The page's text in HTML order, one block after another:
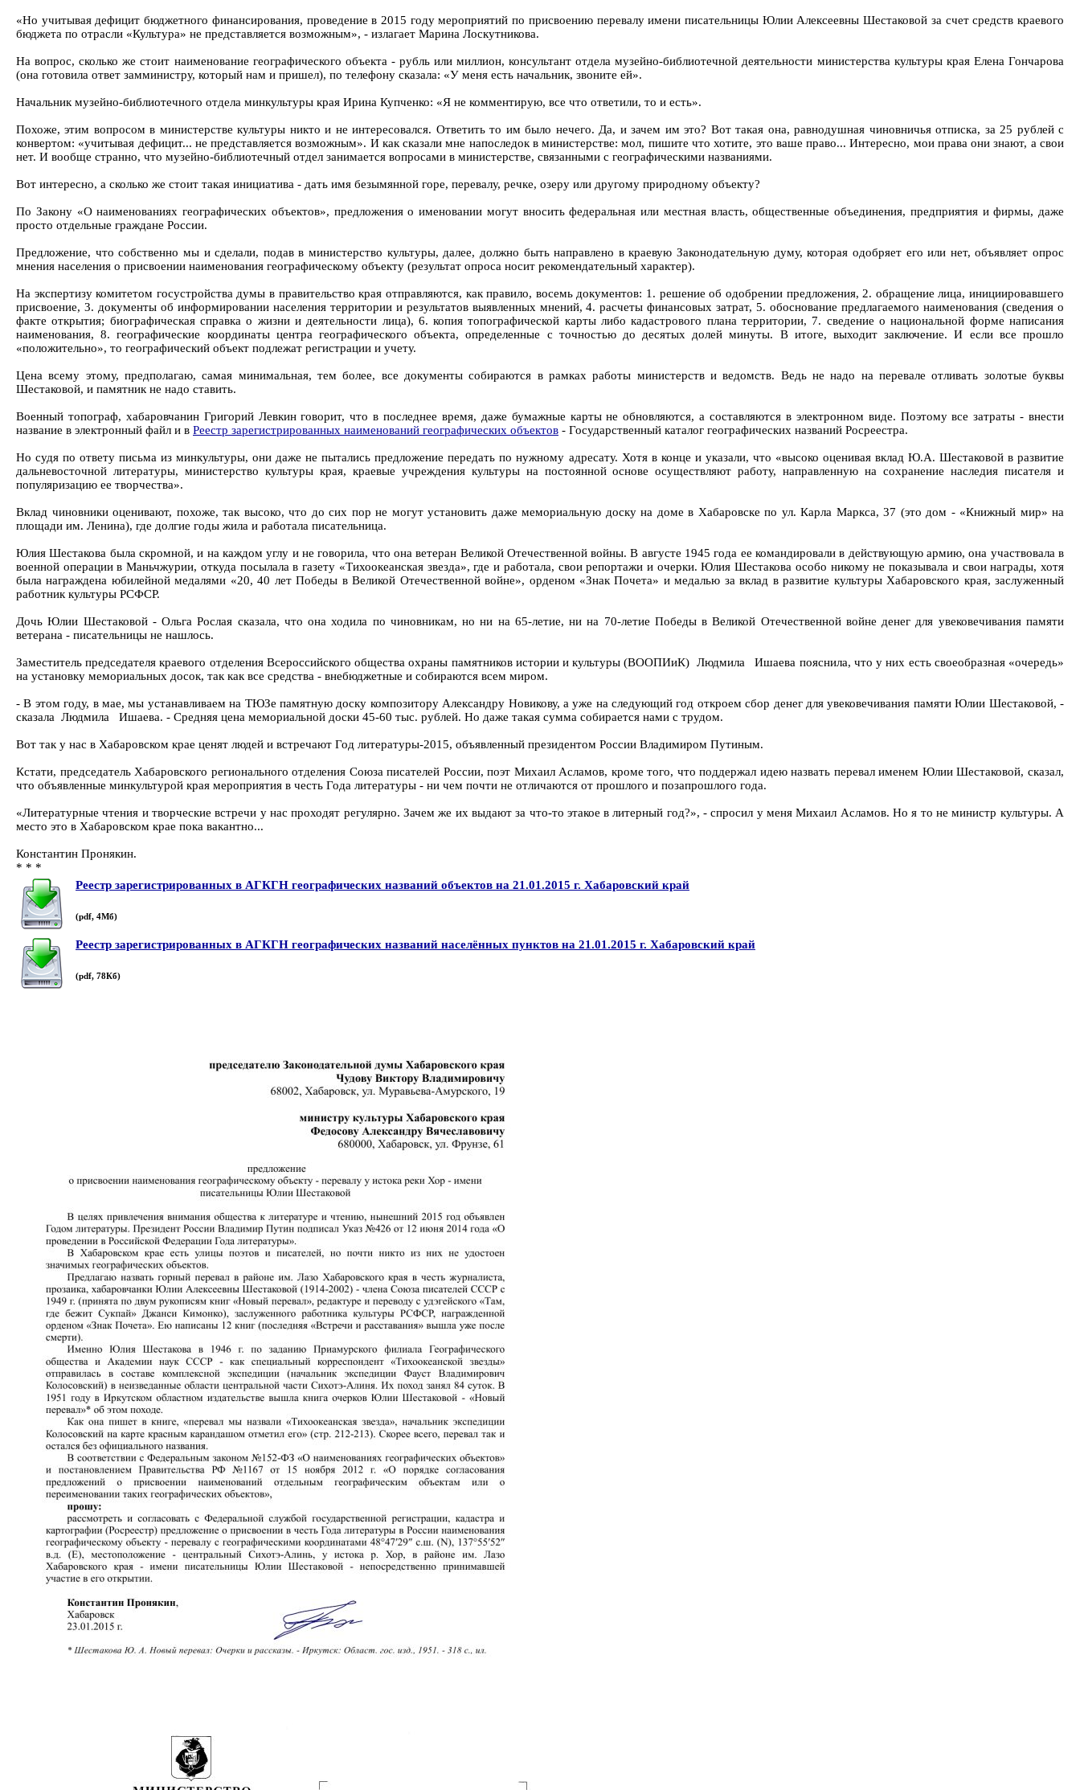
«Но учитывая дефицит бюджетного финансирования, проведение в 2015 году мероприятий по присвоению перевалу имени писательницы Юлии Алексеевны Шестаковой за счет средств краевого
бюджета по отрасли «Культура» не представляется возможным», - излагает Марина Лоскутникова.
На вопрос, сколько же стоит наименование географического объекта - рубль или миллион, консультант отдела музейно-библиотечной деятельности министерства культуры края Елена Гончарова
(она готовила ответ замминистру, который нам и пришел), по телефону сказала: «У меня есть начальник, звоните ей».
Начальник музейно-библиотечного отдела минкультуры края Ирина Купченко: «Я не комментирую, все что ответили, то и есть».
Похоже, этим вопросом в министерстве культуры никто и не интересовался. Ответить то им было нечего. Да, и зачем им это? Вот такая она, равнодушная чиновничья отписка, за 25 рублей с
конвертом: «учитывая дефицит... не представляется возможным». И как сказали мне напоследок в министерстве: мол, пишите что хотите, это ваше право... Интересно, мои права они знают, а свои
нет. И вообще странно, что музейно-библиотечный отдел занимается вопросами в министерстве, связанными с географическими названиями.
Вот интересно, а сколько же стоит такая инициатива - дать имя безымянной горе, перевалу, речке, озеру или другому природному объекту?
По Закону «О наименованиях географических объектов», предложения о именовании могут вносить федеральная или местная власть, общественные объединения, предприятия и фирмы, даже
просто отдельные граждане России.
Предложение, что собственно мы и сделали, подав в министерство культуры, далее, должно быть направлено в краевую Законодательную думу, которая одобряет его или нет, объявляет опрос
мнения населения о присвоении наименования географическому объекту (результат опроса носит рекомендательный характер).
На экспертизу комитетом госустройства думы в правительство края отправляются, как правило, восемь документов: 1. решение об одобрении предложения, 2. обращение лица, инициировавшего
присвоение, 3. документы об информировании населения территории и результатов выявленных мнений, 4. расчеты финансовых затрат, 5. обоснование предлагаемого наименования (сведения о
факте открытия; биографическая справка о жизни и деятельности лица), 6. копия топографической карты либо кадастрового плана территории, 7. сведение о национальной форме написания
наименования, 8. географические координаты центра географического объекта, определенные с точностью до десятых долей минуты. В итоге, выходит заключение. И если все прошло
«положительно», то географический объект подлежат регистрации и учету.
Цена всему этому, предполагаю, самая минимальная, тем более, все документы собираются в рамках работы министерств и ведомств. Ведь не надо на перевале отливать золотые буквы
Шестаковой, и памятник не надо ставить.
Военный топограф, хабаровчанин Григорий Левкин говорит, что в последнее время, даже бумажные карты не обновляются, а составляются в электронном виде. Поэтому все затраты - внести
название в электронный файл и в Реестр зарегистрированных наименований географических объектов - Государственный каталог географических названий Росреестра.
Но судя по ответу письма из минкультуры, они даже не пытались предложение передать по нужному адресату. Хотя в конце и указали, что «высоко оценивая вклад Ю.А. Шестаковой в развитие
дальневосточной литературы, министерство культуры края, краевые учреждения культуры на постоянной основе осуществляют работу, направленную на сохранение наследия писателя и
популяризацию ее творчества».
Вклад чиновники оценивают, похоже, так высоко, что до сих пор не могут установить даже мемориальную доску на доме в Хабаровске по ул. Карла Маркса, 37 (это дом - «Книжный мир» на
площади им. Ленина), где долгие годы жила и работала писательница.
Юлия Шестакова была скромной, и на каждом углу и не говорила, что она ветеран Великой Отечественной войны. В августе 1945 года ее командировали в действующую армию, она участвовала в
военной операции в Маньчжурии, откуда посылала в газету «Тихоокеанская звезда», где и работала, свои репортажи и очерки. Юлия Шестакова особо никому не показывала и свои награды, хотя
была награждена юбилейной медалями «20, 40 лет Победы в Великой Отечественной войне», орденом «Знак Почета» и медалью за вклад в развитие культуры Хабаровского края, заслуженный
работник культуры РСФСР.
Дочь Юлии Шестаковой - Ольга Рослая сказала, что она ходила по чиновникам, но ни на 65-летие, ни на 70-летие Победы в Великой Отечественной войне денег для увековечивания памяти
ветерана - писательницы не нашлось.
Заместитель председателя краевого отделения Всероссийского общества охраны памятников истории и культуры (ВООПИиК) Людмила Ишаева пояснила, что у них есть своеобразная «очередь»
на установку мемориальных досок, так как все средства - внебюджетные и собираются всем миром.
- В этом году, в мае, мы устанавливаем на ТЮЗе памятную доску композитору Александру Новикову, а уже на следующий год откроем сбор денег для увековечивания памяти Юлии Шестаковой, -
сказала Людмила Ишаева. - Средняя цена мемориальной доски 45-60 тыс. рублей. Но даже такая сумма собирается нами с трудом.
Вот так у нас в Хабаровском крае ценят людей и встречают Год литературы-2015, объявленный президентом России Владимиром Путиным.
Кстати, председатель Хабаровского регионального отделения Союза писателей России, поэт Михаил Асламов, кроме того, что поддержал идею назвать перевал именем Юлии Шестаковой, сказал,
что объявленные минкультурой края мероприятия в честь Года литературы - ни чем почти не отличаются от прошлого и позапрошлого года.
«Литературные чтения и творческие встречи у нас проходят регулярно. Зачем же их выдают за что-то этакое в литерный год?», - спросил у меня Михаил Асламов. Но я то не министр культуры. А
место это в Хабаровском крае пока вакантно...
Константин Пронякин.
* * *
Реестр зарегистрированных в АГКГН географических названий объектов на 21.01.2015 г. Хабаровский край
(pdf, 4Мб)
Реестр зарегистрированных в АГКГН географических названий населённых пунктов на 21.01.2015 г. Хабаровский край
(pdf, 78Кб)